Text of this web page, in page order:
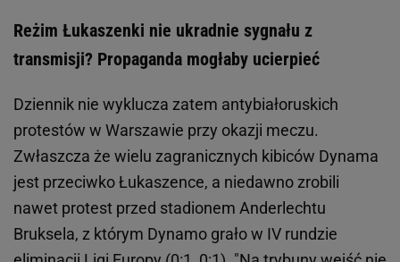
Reżim Łukaszenki nie ukradnie sygnału z
transmisji? Propaganda mogłaby ucierpieć
Dziennik nie wyklucza zatem antybiałoruskich
protestów w Warszawie przy okazji meczu.
Zwłaszcza że wielu zagranicznych kibiców Dynama
jest przeciwko Łukaszence, a niedawno zrobili
nawet protest przed stadionem Anderlechtu
Bruksela, z którym Dynamo grało w IV rundzie